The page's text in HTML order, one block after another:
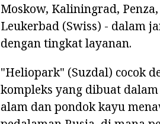
Moskow, Kaliningrad,
Leukerbad (Swiss) - dalam
dengan tingkat layanan.
"Heliopark" (Suzdal) cocok
kompleks yang dibuat
alam dan pondok kayu